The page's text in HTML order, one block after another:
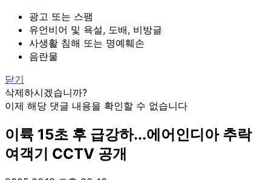
광고 또는 스팸
유언비어 및 욕설, 도배, 비방글
사생활 침해 또는 명예훼손
음란물
닫기
삭제하시겠습니까?
이제 해당 댓글 내용을 확인할 수 없습니다
이륙 15초 후 급강하...에어인디아 추락
여객기 CCTV 공개